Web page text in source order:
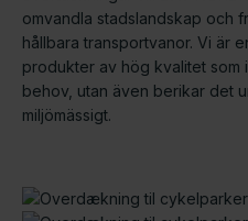
omvandla stadslandskap och
hållbara transportvanor. Vi är
produkter av hög kvalitet
behov, utan även berikar det
miljömässigt.